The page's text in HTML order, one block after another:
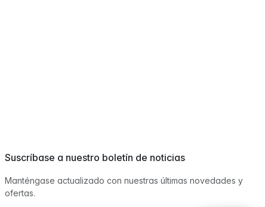
Suscríbase a nuestro boletín de noticias
Manténgase actualizado con nuestras últimas novedades y
ofertas.